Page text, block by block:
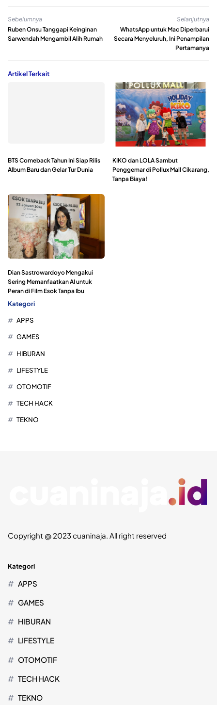
Sebelumnya
Ruben Onsu Tanggapi Keinginan
Sarwendah Mengambil Alih Rumah
Selanjutnya
WhatsApp untuk Mac Diperbarui
Secara Menyeluruh, Ini Penampilan
Pertamanya
Artikel Terkait
BTS Comeback Tahun Ini Siap Rilis
Album Baru dan Gelar Tur Dunia
KIKO dan LOLA Sambut
Penggemar di Pollux Mall Cikarang,
Tanpa Biaya!
Dian Sastrowardoyo Mengakui
Sering Memanfaatkan AI untuk
Peran di Film Esok Tanpa Ibu
Kategori
APPS
GAMES
HIBURAN
LIFESTYLE
OTOMOTIF
TECH HACK
TEKNO
Copyright @ 2023 cuaninaja. All right reserved
Kategori
APPS
GAMES
HIBURAN
LIFESTYLE
OTOMOTIF
TECH HACK
TEKNO